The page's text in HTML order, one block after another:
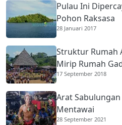
Pulau Ini
Pohon Raksasa
28 Januari 2017
Struktur Rumah
Mirip Rumah
17 September 2018
Arat
Mentawai
28 September 2021